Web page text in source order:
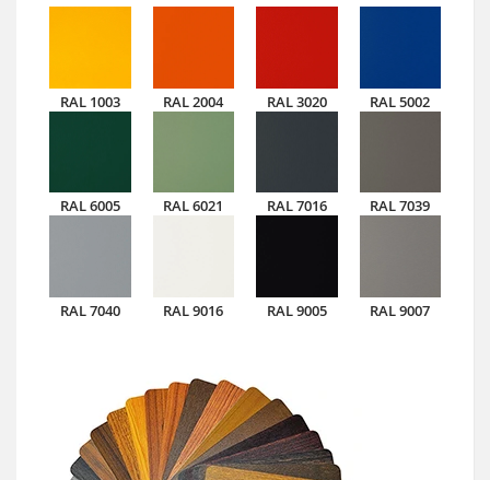
RAL 1003 RAL 2004 RAL 3020 RAL 5002
RAL 6005 RAL 6021 RAL 7016 RAL 7039
RAL 7040 RAL 9016 RAL 9005 RAL 9007